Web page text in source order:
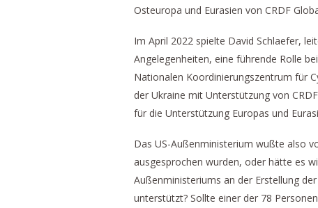
Osteuropa und Eurasien von CRDF
Im April 2022 spielte David Schlaefer,
Angelegenheiten, eine führende Rolle
Nationalen Koordinierungszentrum für
der Ukraine mit Unterstützung von
für die Unterstützung Europas und
Das US-Außenministerium wußte also
ausgesprochen wurden, oder hätte es
Außenministeriums an der Erstellung
unterstützt? Sollte einer der 78